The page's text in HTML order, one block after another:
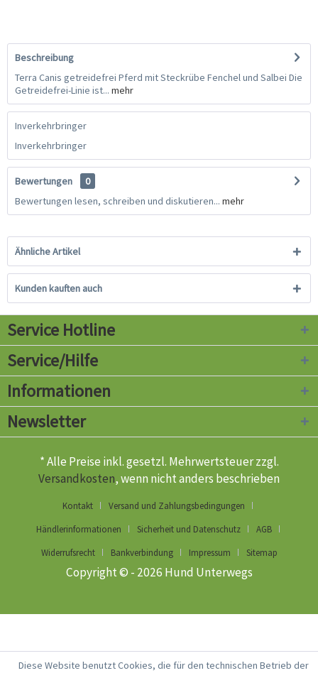
Beschreibung
Terra Canis getreidefrei Pferd mit Steckrübe Fenchel und Salbei Die
Getreidefrei-Linie ist... mehr
Inverkehrbringer
Inverkehrbringer
Bewertungen
0
Bewertungen lesen, schreiben und diskutieren... mehr
Ähnliche Artikel
Kunden kauften auch
Service Hotline
Service/Hilfe
Informationen
Newsletter
* Alle Preise inkl. gesetzl. Mehrwertsteuer zzgl.
Versandkosten, wenn nicht anders beschrieben
Kontakt
Versand und Zahlungsbedingungen
Händlerinformationen
Sicherheit und Datenschutz
AGB
Widerrufsrecht
Bankverbindung Impressum Sitemap
Copyright © - 2026 Hund Unterwegs
Diese Website benutzt Cookies, die für den technischen Betrieb der